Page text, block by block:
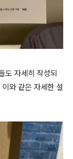
도 자세히 작성되
와 같은 자세한 설